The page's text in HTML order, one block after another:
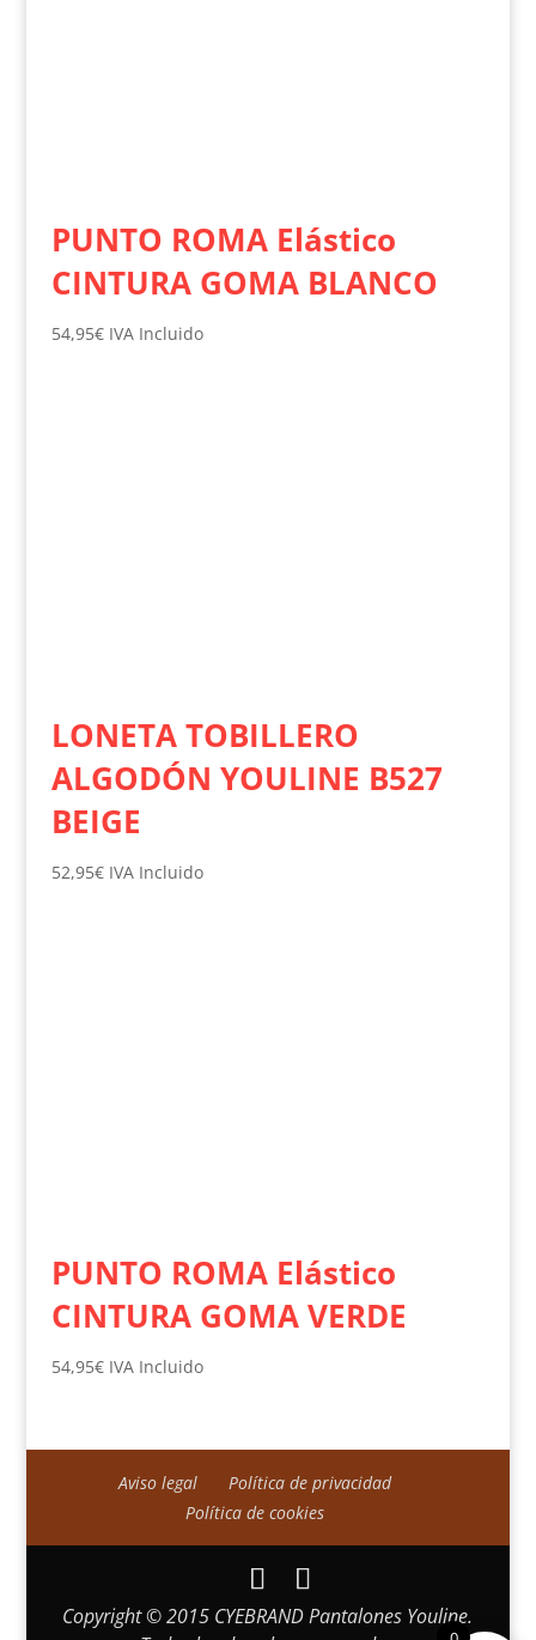
PUNTO ROMA Elástico
CINTURA GOMA BLANCO
54,95€ IVA Incluido
LONETA TOBILLERO
ALGODÓN YOULINE B527
BEIGE
52,95€ IVA Incluido
PUNTO ROMA Elástico
CINTURA GOMA VERDE
54,95€ IVA Incluido
Aviso legal
Política de privacidad
Política de cookies
Copyright © 2015 CYEBRAND Pantalones Youline.